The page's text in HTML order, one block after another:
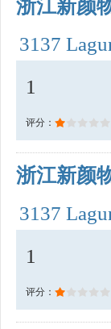
浙江新颜
3137
1
评分：
浙江新颜
3137
1
评分：